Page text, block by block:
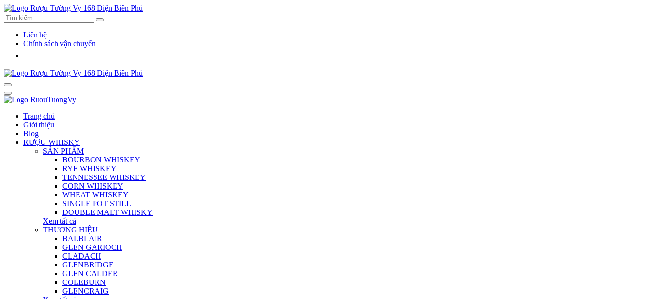
Liên hệ
Chính sách vận chuyển
Trang chủ
Giới thiệu
Blog
RƯỢU WHISKY
SẢN PHẨM
BOURBON WHISKEY
RYE WHISKEY
TENNESSEE WHISKEY
CORN WHISKEY
WHEAT WHISKEY
SINGLE POT STILL
DOUBLE MALT WHISKY
Xem tất cả
THƯƠNG HIỆU
BALBLAIR
GLEN GARIOCH
CLADACH
GLENBRIDGE
GLEN CALDER
COLEBURN
GLENCRAIG